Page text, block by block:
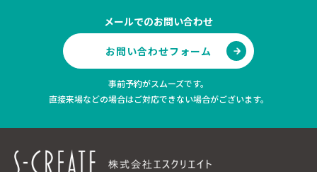
メールでのお問い合わせ
お問い合わせフォーム
事前予約がスムーズです。
直接来場などの場合はご対応できない場合がございます。